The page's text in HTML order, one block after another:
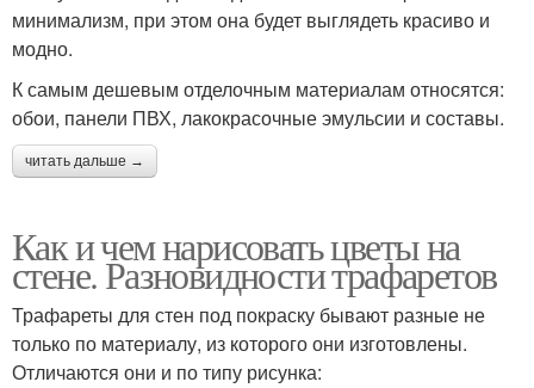
минимализм, при этом она будет выглядеть красиво и
модно.
К самым дешевым отделочным материалам относятся:
обои, панели ПВХ, лакокрасочные эмульсии и составы.
читать дальше →
Как и чем нарисовать цветы на
стене. Разновидности трафаретов
Трафареты для стен под покраску бывают разные не
только по материалу, из которого они изготовлены.
Отличаются они и по типу рисунка: